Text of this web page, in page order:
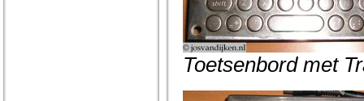
Toetsenbord met